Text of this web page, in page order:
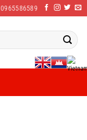
0965586589